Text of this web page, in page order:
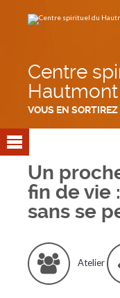
contenu.
Centre
Hautmont
VOUS EN
Un
fin de vie
sans se
Atelier